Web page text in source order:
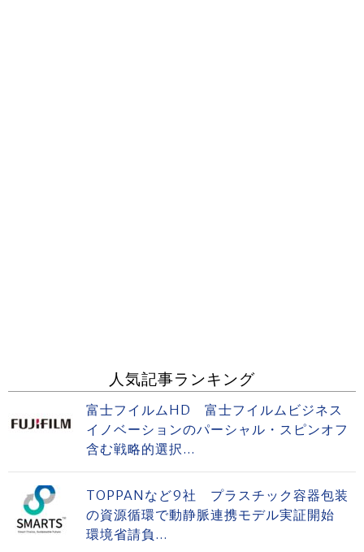
人気記事ランキング
富士フイルムHD 富士フイルムビジネス
イノベーションのパーシャル・スピンオフ
含む戦略的選択...
TOPPANなど9社 プラスチック容器包装
の資源循環で動静脈連携モデル実証開始
環境省請負...